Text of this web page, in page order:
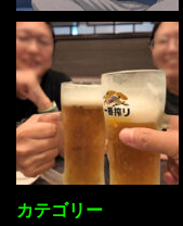
カテゴリー